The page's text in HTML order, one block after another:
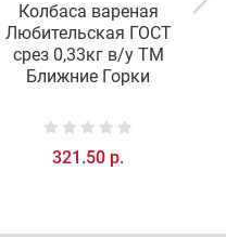
Колбаса вареная
Любительская ГОСТ
срез 0,33кг в/у ТМ
Ближние Горки
321.50 р.